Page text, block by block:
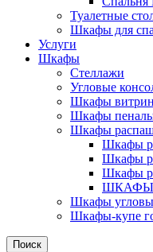
Туалетные
Шкафы для
Услуги
Шкафы
Стеллажи
Угловые
Шкафы
Шкафы
Шкафы
Шкафы
Шкафы
Шкафы
ШКАФЫ
Шкафы
Шкафы-купе
Поиск